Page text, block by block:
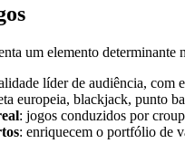
um elemento
líder de audiência, com
europeia, blackjack, punto
: jogos conduzidos por
: enriquecem o portfólio de